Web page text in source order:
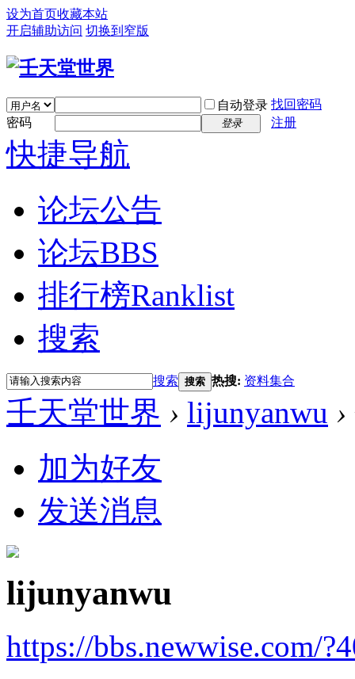
设为首页收藏本站
开启辅助访问 切换到窄版
自动登录 找回密码
密码
登录 注册
快捷导航
论坛公告
论坛BBS
排行榜Ranklist
搜索
搜索 搜索 热搜: 资料集合
壬天堂世界 › lijunyanwu ›
加为好友
发送消息
lijunyanwu
https://bbs.newwise.com/